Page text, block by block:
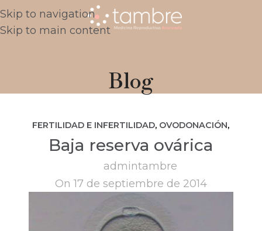
Skip to navigation
Skip to main content
Blog
FERTILIDAD E INFERTILIDAD, OVODONACIÓN,
ÚLTIMAS NOTICIAS
Baja reserva ovárica
admintambre
On 17 de septiembre de 2014